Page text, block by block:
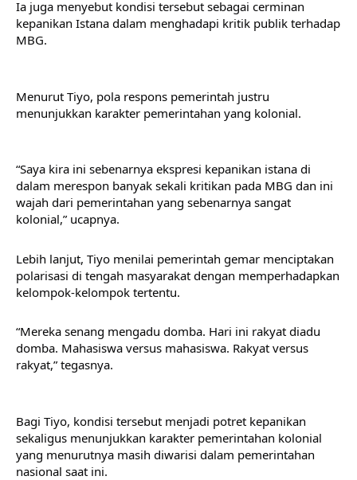
Ia juga menyebut kondisi tersebut sebagai cerminan
kepanikan Istana dalam menghadapi kritik publik terhadap
MBG.
Menurut Tiyo, pola respons pemerintah justru
menunjukkan karakter pemerintahan yang kolonial.
“Saya kira ini sebenarnya ekspresi kepanikan istana di
dalam merespon banyak sekali kritikan pada MBG dan ini
wajah dari pemerintahan yang sebenarnya sangat
kolonial,” ucapnya.
Lebih lanjut, Tiyo menilai pemerintah gemar menciptakan
polarisasi di tengah masyarakat dengan memperhadapkan
kelompok-kelompok tertentu.
“Mereka senang mengadu domba. Hari ini rakyat diadu
domba. Mahasiswa versus mahasiswa. Rakyat versus
rakyat,” tegasnya.
Bagi Tiyo, kondisi tersebut menjadi potret kepanikan
sekaligus menunjukkan karakter pemerintahan kolonial
yang menurutnya masih diwarisi dalam pemerintahan
nasional saat ini.